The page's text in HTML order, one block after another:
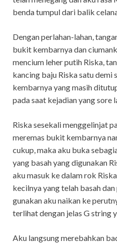
benda tumpul dari balik
Dengan perlahan-lahan,
bukit kembarnya dan
mencium leher putih Riska,
kancing baju Riska satu
kembarnya yang masih
pada saat kejadian yang sore
Riska sesekali menggelinjat
meremas bukit kembarnya
cukup, maka aku buka
yang basah yang digunakan
aku masuk ke dalam rok
kecilnya yang telah basah
gunakan aku naikan ke
terlihat dengan jelas G string
Aku langsung merebahkan